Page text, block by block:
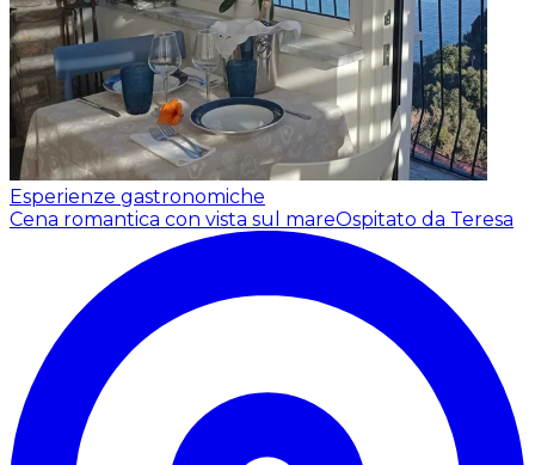
Esperienze gastronomiche
Cena romantica con vista sul mareOspitato da Teresa